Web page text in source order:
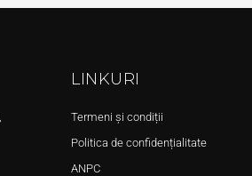
LINKURI
Termeni și condiții
Politica de confidențialitate
ANPC